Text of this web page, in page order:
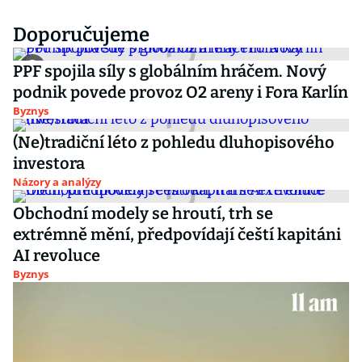
Doporučujeme
PPF spojila síly s globálním hráčem. Nový
podnik povede provoz O2 areny i Fora Karlín
Byznys
(Ne)tradiční léto z pohledu dluhopisového
investora
Názory a analýzy
Obchodní modely se hroutí, trh se
extrémně mění, předpovídají čeští kapitáni
AI revoluce
Byznys